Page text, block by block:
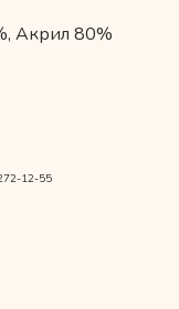
Акрил 80%
12-55